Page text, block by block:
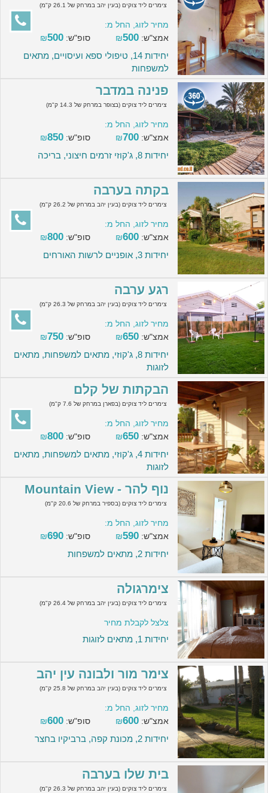
צימרים ליד צוקים (בעין יהב במרחק של 26.1 ק"מ)
מחיר לזוג, החל מ:
אמצ"ש:
₪500 סופ"ש: ₪500
יחידות 14, טיפולי ספא ועיסויים, מתאים
למשפחות
פנינה במדבר
צימרים ליד צוקים (בצופר במרחק של 14.3 ק"מ)
מחיר לזוג, החל מ:
אמצ"ש:
₪700 סופ"ש: ₪850
יחידות 8, ג'קוזי זרמים חיצוני, בריכה
בקתה בערבה
צימרים ליד צוקים (בעין יהב במרחק של 26.2 ק"מ)
מחיר לזוג, החל מ:
אמצ"ש:
₪600 סופ"ש: ₪800
יחידות 3, אופניים לרשות האורחים
רגע ערבה
צימרים ליד צוקים (בעין יהב במרחק של 26.3 ק"מ)
מחיר לזוג, החל מ:
אמצ"ש:
₪650 סופ"ש: ₪750
יחידות 8, ג'קוזי, מתאים למשפחות, מתאים
לזוגות
הבקתות של קלם
צימרים ליד צוקים (בפארן במרחק של 7.6 ק"מ)
מחיר לזוג, החל מ:
אמצ"ש:
₪650 סופ"ש: ₪800
יחידות 4, ג'קוזי, מתאים למשפחות, מתאים
לזוגות
נוף להר - Mountain View
צימרים ליד צוקים (בספיר במרחק של 20.6 ק"מ)
מחיר לזוג, החל מ:
אמצ"ש:
₪590 סופ"ש: ₪690
יחידות 2, מתאים למשפחות
צימרגולה
צימרים ליד צוקים (בעין יהב במרחק של 26.4 ק"מ)
צלצל לקבלת מחיר
יחידות 1, מתאים לזוגות
צימר מור ולבונה עין יהב
צימרים ליד צוקים (בעין יהב במרחק של 25.8 ק"מ)
מחיר לזוג, החל מ:
אמצ"ש:
₪600 סופ"ש: ₪600
יחידות 2, מכונת קפה, ברביקיו בחצר
בית שלו בערבה
צימרים ליד צוקים (בעין יהב במרחק של 26.3 ק"מ)